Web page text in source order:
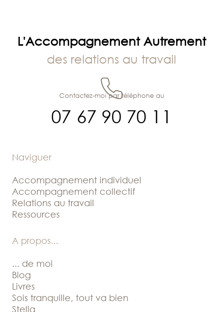
L'Accompagnement Autrement
des relations au travail
07 67 90 70 11
Contactez-moi par téléphone au
Naviguer
Accompagnement individuel
Accompagnement collectif
Relations au travail
Ressources
A propos...
... de moi
Blog
Livres
Sois tranquille, tout va bien
Stella